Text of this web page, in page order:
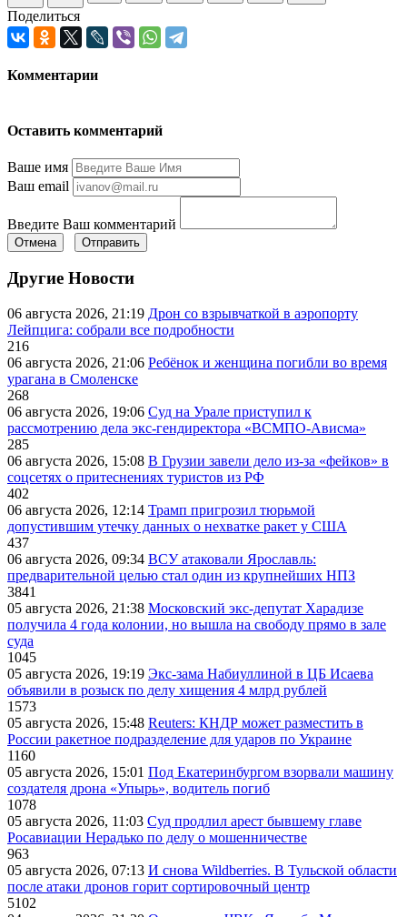
Поделиться
Комментарии
Оставить комментарий
Ваше имя
Ваш email
Введите Ваш комментарий
Отмена Отправить
Другие Новости
06 августа 2026, 21:19 Дрон со взрывчаткой в аэропорту
Лейпцига: собрали все подробности
216
06 августа 2026, 21:06 Ребёнок и женщина погибли во время
урагана в Смоленске
268
06 августа 2026, 19:06 Суд на Урале приступил к
рассмотрению дела экс-гендиректора «ВСМПО-Ависма»
285
06 августа 2026, 15:08 В Грузии завели дело из-за «фейков» в
соцсетях о притеснениях туристов из РФ
402
06 августа 2026, 12:14 Трамп пригрозил тюрьмой
допустившим утечку данных о нехватке ракет у США
437
06 августа 2026, 09:34 ВСУ атаковали Ярославль:
предварительной целью стал один из крупнейших НПЗ
3841
05 августа 2026, 21:38 Московский экс-депутат Харадизе
получила 4 года колонии, но вышла на свободу прямо в зале
суда
1045
05 августа 2026, 19:19 Экс-зама Набиуллиной в ЦБ Исаева
объявили в розыск по делу хищения 4 млрд рублей
1573
05 августа 2026, 15:48 Reuters: КНДР может разместить в
России ракетное подразделение для ударов по Украине
1160
05 августа 2026, 15:01 Под Екатеринбургом взорвали машину
создателя дрона «Упырь», водитель погиб
1078
05 августа 2026, 11:03 Суд продлил арест бывшему главе
Росавиации Нерадько по делу о мошенничестве
963
05 августа 2026, 07:13 И снова Wildberries. В Тульской области
после атаки дронов горит сортировочный центр
5102